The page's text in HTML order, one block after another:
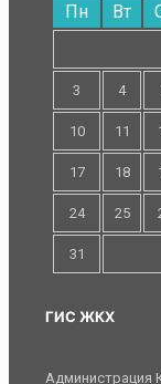
Пн Вт
3 4
10 11
17 18
24 25
31
ГИС ЖКХ
Администрация